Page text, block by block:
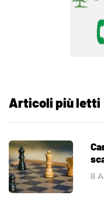
Articoli più letti
8